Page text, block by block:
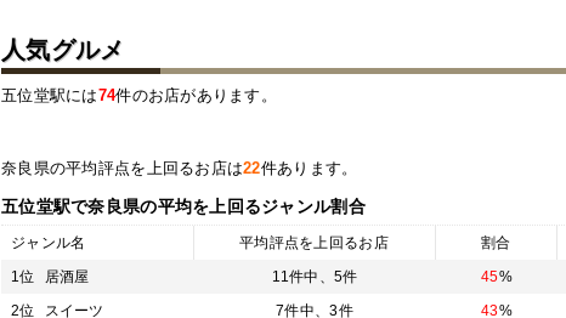
人気グルメ
五位堂駅には74件のお店があります。
奈良県の平均評点を上回るお店は22件あります。
五位堂駅で奈良県の平均を上回るジャンル割合
ジャンル名 平均評点を上回るお店 割合
1位
居酒屋 11件中、 5件 45%
2位
スイーツ 7件中、3件 43%